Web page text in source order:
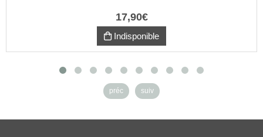
17,90€
Indisponible
préc suiv